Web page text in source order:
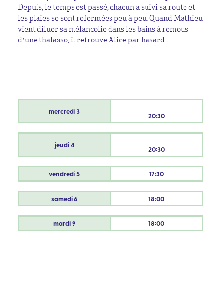
Depuis, le temps est passé, chacun a suivi sa route et
les plaies se sont refermées peu à peu. Quand Mathieu
vient diluer sa mélancolie dans les bains à remous
d’une thalasso, il retrouve Alice par hasard.
mercredi3 20:30
jeudi4 20:30
vendredi5 17:30
samedi6 18:00
mardi9 18:00